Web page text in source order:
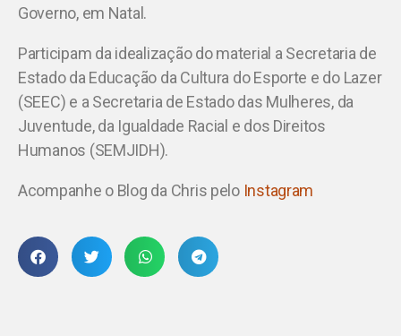
Governo, em Natal.
Participam da idealização do material a Secretaria de
Estado da Educação da Cultura do Esporte e do Lazer
(SEEC) e a Secretaria de Estado das Mulheres, da
Juventude, da Igualdade Racial e dos Direitos
Humanos (SEMJIDH).
Acompanhe o Blog da Chris pelo Instagram